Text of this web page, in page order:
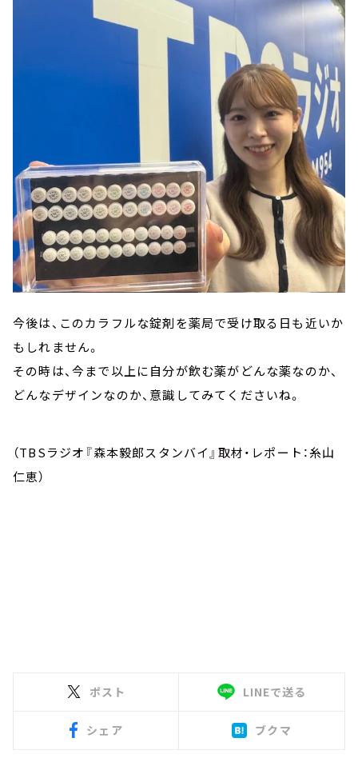
今後は、このカラフルな錠剤を薬局で受け取る日も近いか
もしれません。
その時は、今まで以上に自分が飲む薬がどんな薬なのか、
どんなデザインなのか、意識してみてくださいね。
（TBSラジオ『森本毅郎スタンバイ』取材・レポート：糸山
仁恵）
ポスト LINEで送る
シェア ブクマ